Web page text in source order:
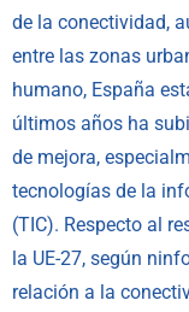
de la conectividad,
entre las zonas
humano, España
últimos años ha
de mejora,
tecnologías de la
(TIC). Respecto al
la UE-27, según
relación a la